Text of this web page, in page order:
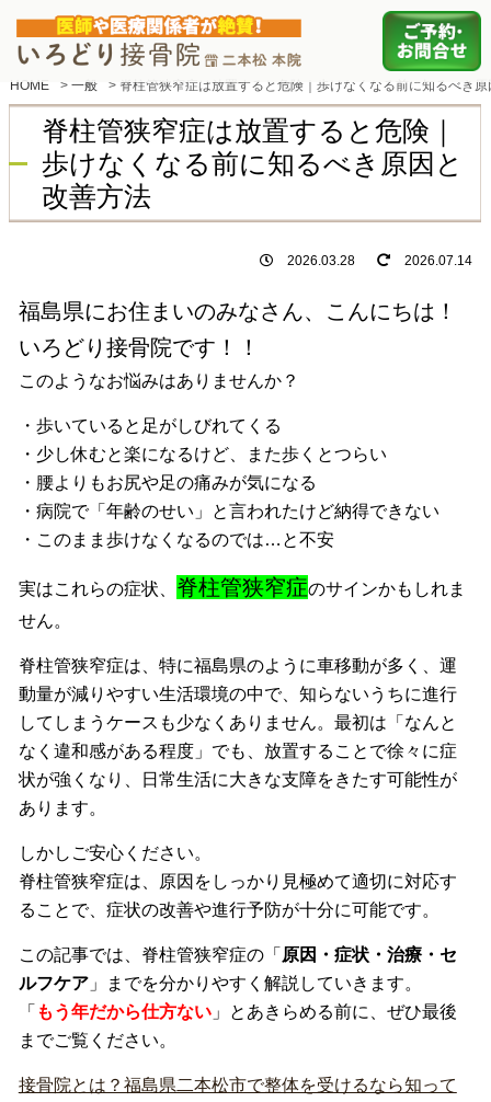
HOME > 一般 > 脊柱管狭窄症は放置すると危険｜歩けなくなる前に知るべき
脊柱管狭窄症は放置すると危険｜
歩けなくなる前に知るべき原因と
改善方法
2026.03.28 2026.07.14
福島県にお住まいのみなさん、こんにちは！
いろどり接骨院です！！
このようなお悩みはありませんか？
・歩いていると足がしびれてくる
・少し休むと楽になるけど、また歩くとつらい
・腰よりもお尻や足の痛みが気になる
・病院で「年齢のせい」と言われたけど納得できない
・このまま歩けなくなるのでは…と不安
実はこれらの症状、 脊柱管狭窄症のサインかもしれま
せん。
脊柱管狭窄症は、特に福島県のように車移動が多く、運
動量が減りやすい生活環境の中で、知らないうちに進行
してしまうケースも少なくありません。最初は「なんと
なく違和感がある程度」でも、放置することで徐々に症
状が強くなり、日常生活に大きな支障をきたす可能性が
あります。
しかしご安心ください。
脊柱管狭窄症は、原因をしっかり見極めて適切に対応す
ることで、症状の改善や進行予防が十分に可能です。
この記事では、脊柱管狭窄症の「 原因・症状・治療・セ
ルフケア」までを分かりやすく解説していきます。
「 もう年だから仕方ない」
とあきらめる前に、ぜひ最後
までご覧ください。
接骨院とは？福島県二本松市で整体を受けるなら知って